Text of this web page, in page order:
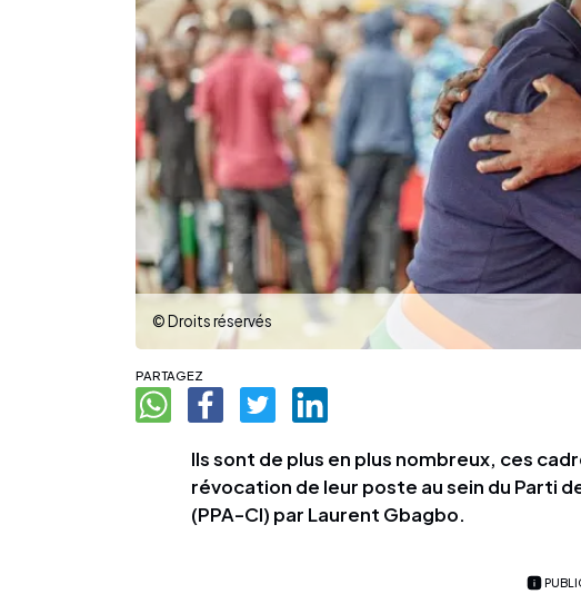
© Droits réservés
PARTAGEZ
Ils sont de plus en plus nombreux, ces
révocation de leur poste au sein du Parti
(PPA-CI) par Laurent Gbagbo.